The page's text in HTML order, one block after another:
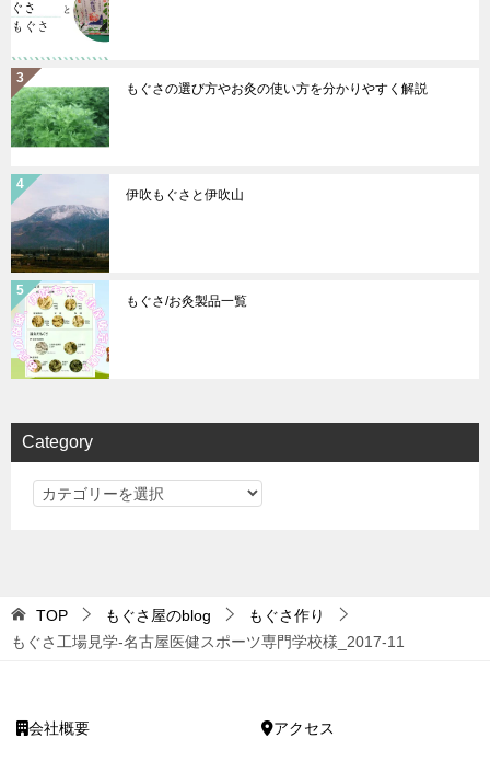
もぐさの選び方やお灸の使い方を分かりやすく解説
伊吹もぐさと伊吹山
もぐさ/お灸製品一覧
Category
Category
TOP もぐさ屋のblog
もぐさ作り
もぐさ工場見学-名古屋医健スポーツ専門学校様_2017-11
会社概要 アクセス